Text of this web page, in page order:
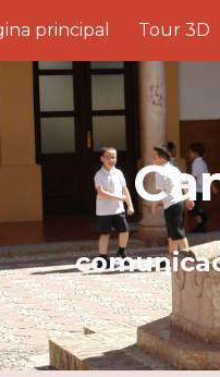
Skip to main content
principal Tour 3D